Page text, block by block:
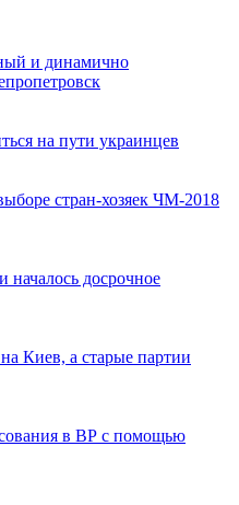
и динамично
на пути украинцев
стран-хозяек ЧМ-2018
началось досрочное
Киев, а старые партии
в ВР с помощью